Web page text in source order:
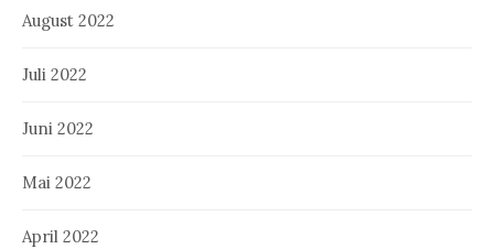
August 2022
Juli 2022
Juni 2022
Mai 2022
April 2022